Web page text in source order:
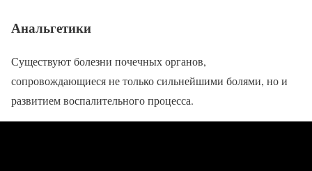
Анальгетики
Существуют болезни почечных органов,
сопровождающиеся не только сильнейшими болями, но и
развитием воспалительного процесса.